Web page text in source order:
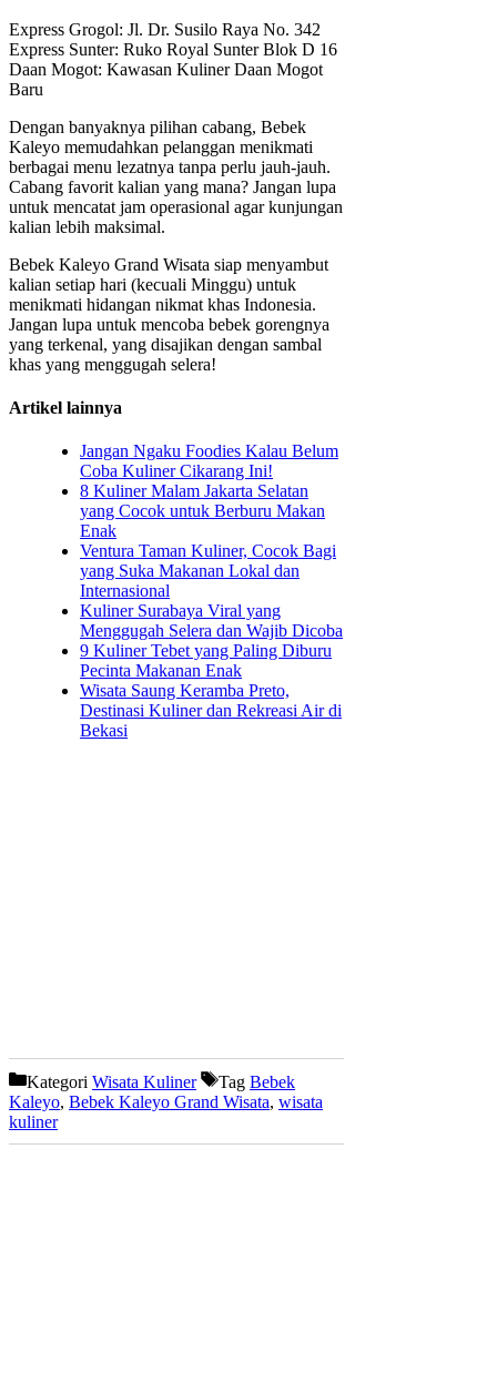
Express Grogol: Jl. Dr. Susilo Raya No. 342
Express Sunter: Ruko Royal Sunter Blok D 16
Daan Mogot: Kawasan Kuliner Daan Mogot
Baru
Dengan banyaknya pilihan cabang, Bebek
Kaleyo memudahkan pelanggan menikmati
berbagai menu lezatnya tanpa perlu jauh-jauh.
Cabang favorit kalian yang mana? Jangan lupa
untuk mencatat jam operasional agar kunjungan
kalian lebih maksimal.
Bebek Kaleyo Grand Wisata siap menyambut
kalian setiap hari (kecuali Minggu) untuk
menikmati hidangan nikmat khas Indonesia.
Jangan lupa untuk mencoba bebek gorengnya
yang terkenal, yang disajikan dengan sambal
khas yang menggugah selera!
Artikel lainnya
Jangan Ngaku Foodies Kalau Belum
Coba Kuliner Cikarang Ini!
8 Kuliner Malam Jakarta Selatan
yang Cocok untuk Berburu Makan
Enak
Ventura Taman Kuliner, Cocok Bagi
yang Suka Makanan Lokal dan
Internasional
Kuliner Surabaya Viral yang
Menggugah Selera dan Wajib Dicoba
9 Kuliner Tebet yang Paling Diburu
Pecinta Makanan Enak
​Wisata Saung Keramba Preto,
Destinasi Kuliner dan Rekreasi Air di
Bekasi
Kategori Wisata Kuliner Tag Bebek
Kaleyo, Bebek Kaleyo Grand Wisata, wisata
kuliner